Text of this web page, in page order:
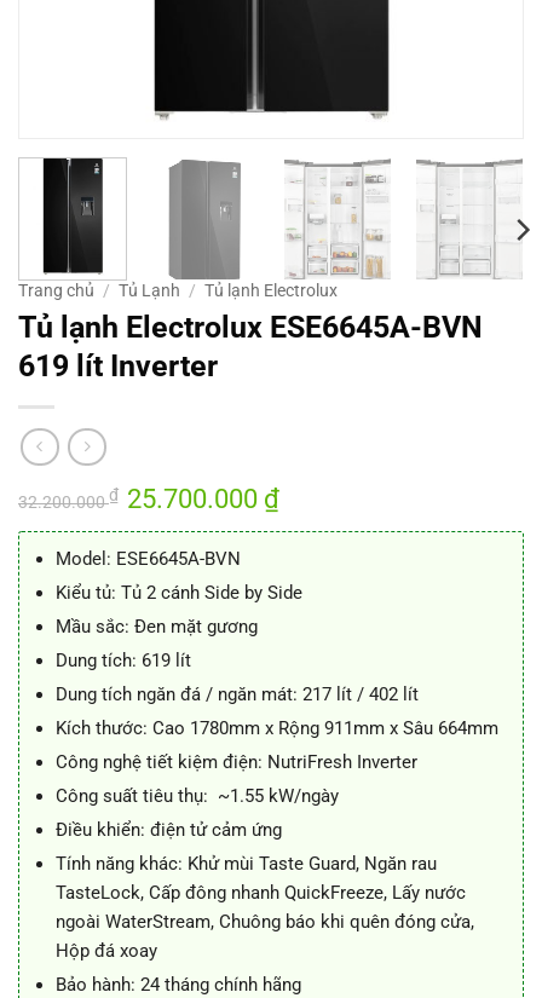
Trang chủ / Tủ Lạnh / Tủ lạnh Electrolux
Tủ lạnh Electrolux ESE6645A-BVN
619 lít Inverter
32.200.000₫ Giá
gốc
là:
25.700.000 ₫Giá
tại
Model: ESE6645A-BVN
Kiểu tủ: Tủ 2 cánh Side by Side
Mầu sắc: Đen mặt gương
Dung tích: 619 lít
Dung tích ngăn đá / ngăn mát: 217 lít / 402 lít
Kích thước: Cao 1780mm x Rộng 911mm x Sâu 664mm
Công nghệ tiết kiệm điện: NutriFresh Inverter
Công suất tiêu thụ: ~1.55 kW/ngày
Điều khiển: điện tử cảm ứng
Tính năng khác: Khử mùi Taste Guard, Ngăn rau
TasteLock, Cấp đông nhanh QuickFreeze, Lấy nước
ngoài WaterStream, Chuông báo khi quên đóng cửa,
Hộp đá xoay
Bảo hành: 24 tháng chính hãng